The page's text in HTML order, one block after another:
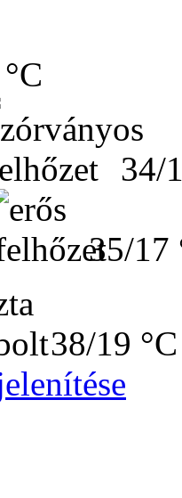
34/
35/17
38/19 °C